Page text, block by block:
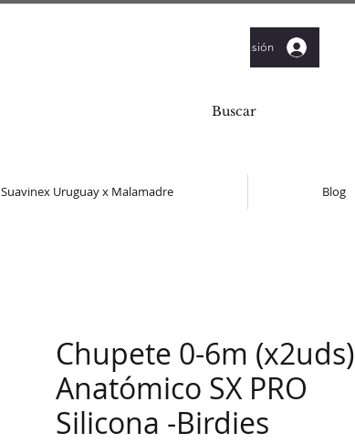
Iniciar sesión
Suavinex Uruguay x Malamadre Blog
Chupete 0-6m (x2uds)
Anatómico SX PRO
Silicona -Birdies